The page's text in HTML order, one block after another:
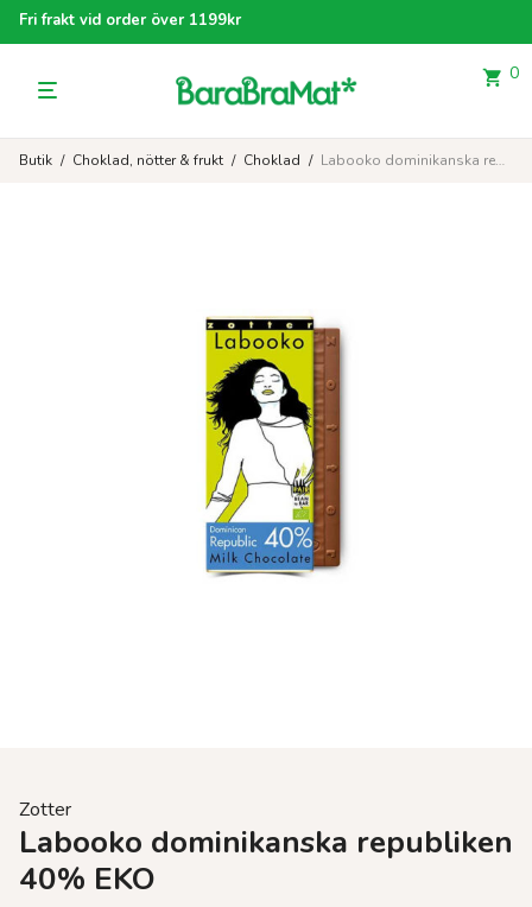
Fri frakt vid order över 1199kr
0
Butik / Choklad, nötter & frukt / Choklad / Labooko dominikanska republiken 40% EKO
Zotter
Labooko dominikanska republiken
40% EKO